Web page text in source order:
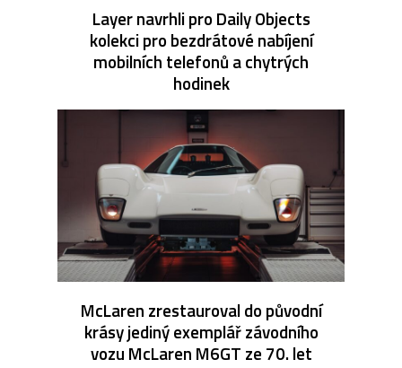
Layer navrhli pro Daily Objects
kolekci pro bezdrátové nabíjení
mobilních telefonů a chytrých
hodinek
McLaren zrestauroval do původní
krásy jediný exemplář závodního
vozu McLaren M6GT ze 70. let